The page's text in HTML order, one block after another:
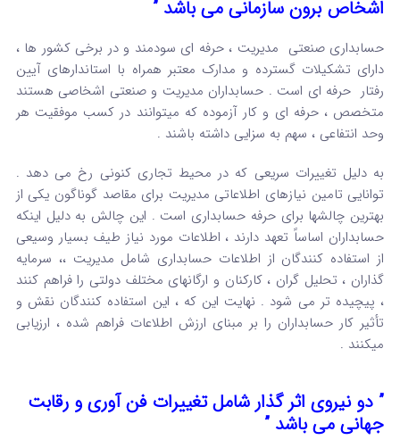
اشخاص برون سازمانی می باشد ”
حسابداری صنعتی مدیریت ، حرفه ای سودمند و در برخی کشور ها ،
دارای تشکیلات گسترده و مدارک معتبر همراه با استاندارهای آیین
رفتار حرفه ای است . حسابداران مدیریت و صنعتی اشخاصی هستند
متخصص ، حرفه ای و کار آزموده که میتوانند در کسب موفقیت هر
وحد انتفاعی ، سهم به سزایی داشته باشند .
به دلیل تغییرات سریعی که در محیط تجاری کنونی رخ می دهد .
توانایی تامین نیازهای اطلاعاتی مدیریت برای مقاصد گوناگون یکی از
بهترین چالشها برای حرفه حسابداری است . این چالش به دلیل اینکه
حسابداران اساساً تعهد دارند ، اطلاعات مورد نیاز طیف بسیار وسیعی
از استفاده کنندگان از اطلاعات حسابداری شامل مدیریت ،، سرمایه
گذاران ، تحلیل گران ، کارکنان و ارگانهای مختلف دولتی را فراهم کنند
، پیچیده تر می شود . نهایت این که ، این استفاده کنندگان نقش و
تأثیر کار حسابداران را بر مبنای ارزش اطلاعات فراهم شده ، ارزیابی
میکنند .
” دو نیروی اثر گذار شامل تغییرات فن آوری و رقابت
جهانی می باشد ”